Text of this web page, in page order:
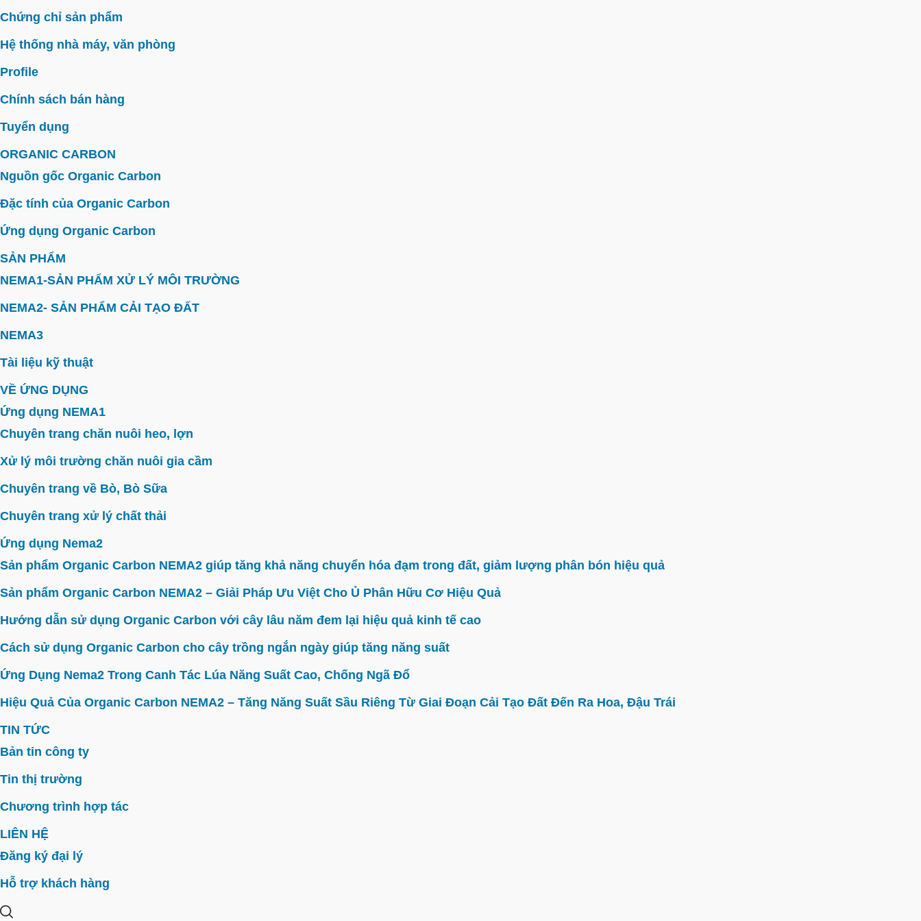
Chứng chỉ sản phẩm
Hệ thống nhà máy, văn phòng
Profile
Chính sách bán hàng
Tuyển dụng
ORGANIC CARBON
Nguồn gốc Organic Carbon
Đặc tính của Organic Carbon
Ứng dụng Organic Carbon
SẢN PHẨM
NEMA1-SẢN PHẨM XỬ LÝ MÔI TRƯỜNG
NEMA2- SẢN PHẨM CẢI TẠO ĐẤT
NEMA3
Tài liệu kỹ thuật
VỀ ỨNG DỤNG
Ứng dụng NEMA1
Chuyên trang chăn nuôi heo, lợn
Xử lý môi trường chăn nuôi gia cầm
Chuyên trang về Bò, Bò Sữa
Chuyên trang xử lý chất thải
Ứng dụng Nema2
Sản phẩm Organic Carbon NEMA2 giúp tăng khả năng chuyển hóa đạm trong đất, giảm lượng phân bón hiệu quả
Sản phẩm Organic Carbon NEMA2 – Giải Pháp Ưu Việt Cho Ủ Phân Hữu Cơ Hiệu Quả
Hướng dẫn sử dụng Organic Carbon với cây lâu năm đem lại hiệu quả kinh tế cao
Cách sử dụng Organic Carbon cho cây trồng ngắn ngày giúp tăng năng suất
Ứng Dụng Nema2 Trong Canh Tác Lúa Năng Suất Cao, Chống Ngã Đổ
Hiệu Quả Của Organic Carbon NEMA2 – Tăng Năng Suất Sầu Riêng Từ Giai Đoạn Cải Tạo Đất Đến Ra Hoa, Đậu Trái
TIN TỨC
Bản tin công ty
Tin thị trường
Chương trình hợp tác
LIÊN HỆ
Đăng ký đại lý
Hỗ trợ khách hàng